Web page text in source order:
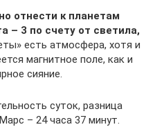
отнести к планетам
– 3 по счету от светила,
есть атмосфера, хотя и
магнитное поле, как и
сияние.
суток, разница
– 24 часа 37 минут.